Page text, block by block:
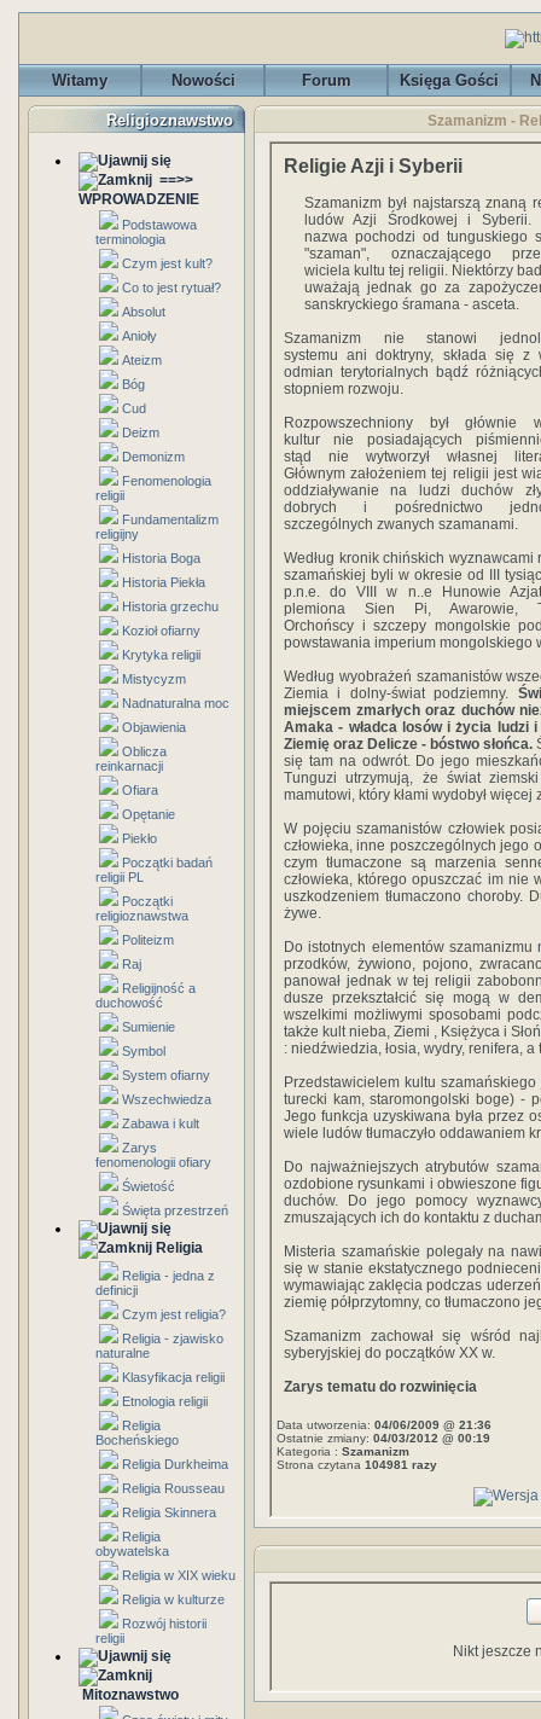
Witamy Nowości Forum Księga Gości
Religioznawstwo
==>>
WPROWADZENIE
Podstawowa
terminologia
Czym jest kult?
Co to jest rytuał?
Absolut
Anioły
Ateizm
Bóg
Cud
Deizm
Demonizm
Fenomenologia
religii
Fundamentalizm
religijny
Historia Boga
Historia Piekła
Historia grzechu
Kozioł ofiarny
Krytyka religii
Mistycyzm
Nadnaturalna moc
Objawienia
Oblicza
reinkarnacji
Ofiara
Opętanie
Piekło
Początki badań
religii PL
Początki
religioznawstwa
Politeizm
Raj
Religijność a
duchowość
Sumienie
Symbol
System ofiarny
Wszechwiedza
Zabawa i kult
Zarys
fenomenologii ofiary
Świetość
Święta przestrzeń
Religia
Religia - jedna z
definicji
Czym jest religia?
Religia - zjawisko
naturalne
Klasyfikacja religii
Etnologia religii
Religia
Bocheńskiego
Religia Durkheima
Religia Rousseau
Religia Skinnera
Religia
obywatelska
Religia w XIX wieku
Religia w kulturze
Rozwój historii
religii
Mitoznawstwo
Szamanizm -
Religie Azji i Syberii
Szamanizm był najstarszą znaną
ludów Azji Środkowej i Syberii.
nazwa pochodzi od tunguskiego
"szaman", oznaczającego
wiciela kultu tej religii. Niektórzy
uważają jednak go za
sanskryckiego śramana - asceta.
Szamanizm nie stanowi
systemu ani doktryny, składa się z
odmian terytorialnych bądź
stopniem rozwoju.
Rozpowszechniony był głównie
kultur nie posiadających
stąd nie wytworzył własnej
Głównym założeniem tej religii jest
oddziaływanie na ludzi duchów
dobrych i pośrednictwo
szczególnych zwanych szamanami.
Według kronik chińskich wyznawcami
szamańskiej byli w okresie od III
p.n.e. do VIII w n..e Hunowie
plemiona Sien Pi, Awarowie,
Orchońscy i szczepy mongolskie
powstawania imperium mongolskiego
Według wyobrażeń szamanistów
Ziemia i dolny-świat podziemny.
miejscem zmarłych oraz duchów
Amaka - władca losów i życia ludzi
Ziemię oraz Delicze - bóstwo słońca.
się tam na odwrót. Do jego
Tunguzi utrzymują, że świat
mamutowi, który kłami wydobył
W pojęciu szamanistów człowiek
człowieka, inne poszczególnych jego
czym tłumaczone są marzenia
człowieka, którego opuszczać im nie
uszkodzeniem tłumaczono choroby.
żywe.
Do istotnych elementów szamanizmu
przodków, żywiono, pojono,
panował jednak w tej religii
dusze przekształcić się mogą w
wszelkimi możliwymi sposobami
także kult nieba, Ziemi , Księżyca i
: niedźwiedzia, łosia, wydry, renifera, a
Przedstawicielem kultu
turecki kam, staromongolski boge) -
Jego funkcja uzyskiwana była przez
wiele ludów tłumaczyło oddawaniem
Do najważniejszych atrybutów
ozdobione rysunkami i obwieszone
duchów. Do jego pomocy
zmuszających ich do kontaktu z
Misteria szamańskie polegały na
się w stanie ekstatycznego
wymawiając zaklęcia podczas
ziemię półprzytomny, co tłumaczono
Szamanizm zachował się wśród
syberyjskiej do początków XX w.
Zarys tematu do rozwinięcia
Data utworzenia: 04/06/2009 @ 21:36
Ostatnie zmiany: 04/03/2012 @ 00:19
Kategoria : Szamanizm
Strona czytana 104981 razy
Nikt jeszcze